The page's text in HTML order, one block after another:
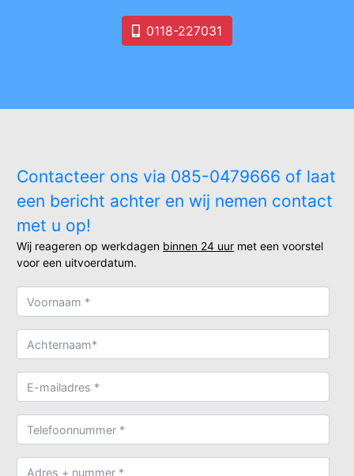
0118-227031
Contacteer ons via 085-0479666 of laat
een bericht achter en wij nemen contact
met u op!
Wij reageren op werkdagen binnen 24 uur met een voorstel
voor een uitvoerdatum.